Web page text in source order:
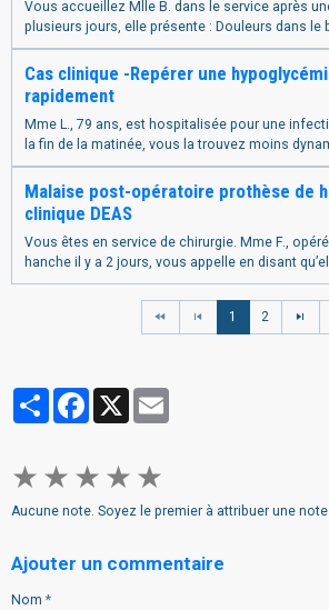
Vous accueillez Mlle B. dans le service après
plusieurs jours, elle présente : Douleurs dans le
Cas clinique -Repérer une
rapidement
Mme L., 79 ans, est hospitalisée pour une
la fin de la matinée, vous la trouvez moins
Malaise post-opératoire prothèse de
clinique DEAS
Vous êtes en service de chirurgie. Mme F.,
hanche il y a 2 jours, vous appelle en disant
1 2
PartagerFacebook
★ ★ ★ ★ ★
Aucune note. Soyez le premier à attribuer une note
Ajouter un commentaire
Nom